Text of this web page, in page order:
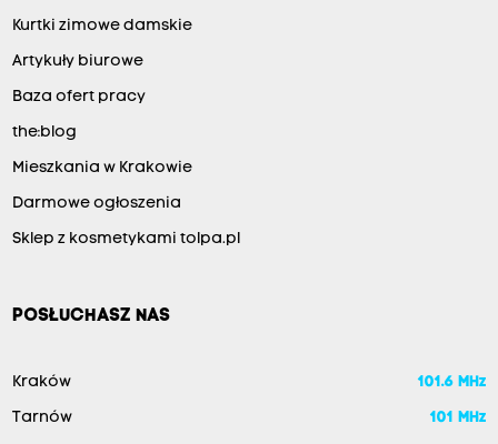
Kurtki zimowe damskie
Artykuły biurowe
Baza ofert pracy
the:blog
Mieszkania w Krakowie
Darmowe ogłoszenia
Sklep z kosmetykami tolpa.pl
POSŁUCHASZ NAS
Kraków 101.6 MHz
Tarnów 101 MHz